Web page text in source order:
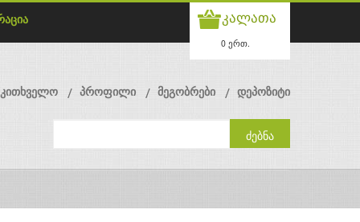
კალათა
0 ერთ.
პროფილი მეგობრები დეპოზიტი